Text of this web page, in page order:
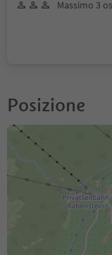
Massimo 3
Posizione